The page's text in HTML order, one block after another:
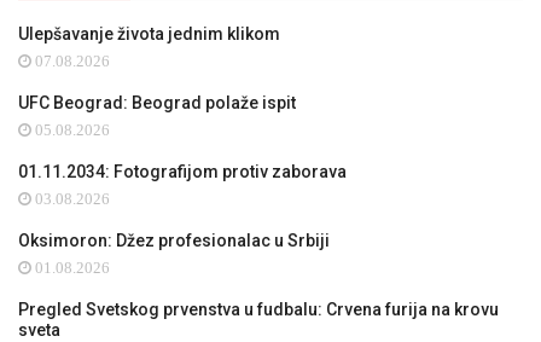
Ulepšavanje života jednim klikom
07.08.2026
UFC Beograd: Beograd polaže ispit
05.08.2026
01.11.2034: Fotografijom protiv zaborava
03.08.2026
Oksimoron: Džez profesionalac u Srbiji
01.08.2026
Pregled Svetskog prvenstva u fudbalu: Crvena furija na krovu
sveta